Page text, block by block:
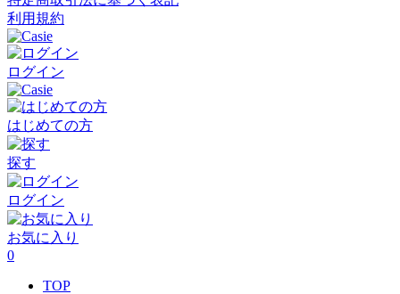
利用規約
ログイン
はじめての方
探す
ログイン
お気に入り
0
TOP